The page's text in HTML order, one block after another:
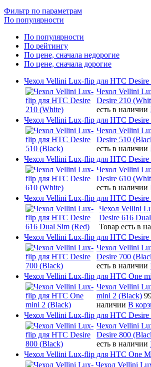
Фильтр по параметрам
По популярности
По популярности
По рейтингу
По цене, сначала недорогие
По цене, сначала дорогие
Чехол Vellini Lux-flip для HTC Desire
Чехол Vellini
Desire 210
есть в наличии
Чехол Vellini Lux-flip для HTC Desire
Чехол Vellini
Desire 510
есть в наличии
Чехол Vellini Lux-flip для HTC Desire
Чехол Vellini
Desire 610
есть в наличии
Чехол Vellini Lux-flip для HTC Desire
Чехол Vellini
Desire 616
Товар есть в
Чехол Vellini Lux-flip для HTC Desire
Чехол Vellini
Desire 700
есть в наличии
Чехол Vellini Lux-flip для HTC One
Чехол Vellini
mini 2 (Black)
наличии В
Чехол Vellini Lux-flip для HTC Desire
Чехол Vellini
Desire 800
есть в наличии
Чехол Vellini Lux-flip для HTC One
Чехол Vellini